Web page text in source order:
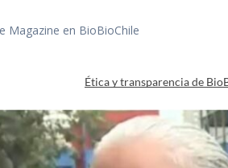
Magazine en BioBioChile
Ética y transparencia de